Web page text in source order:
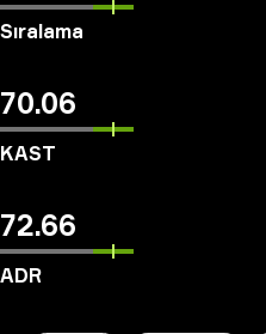
Sıralama
70.06
KAST
72.66
ADR